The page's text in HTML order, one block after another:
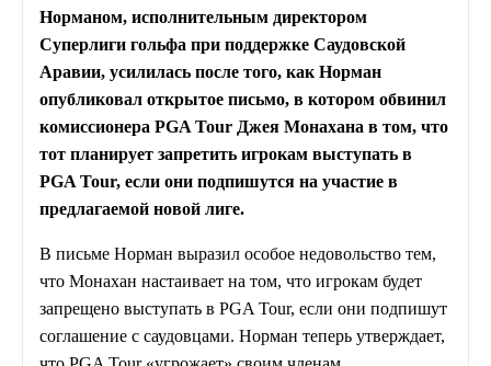
Норманом, исполнительным директором
Суперлиги гольфа при поддержке Саудовской
Аравии, усилилась после того, как Норман
опубликовал открытое письмо, в котором обвинил
комиссионера PGA Tour Джея Монахана в том, что
тот планирует запретить игрокам выступать в
PGA Tour, если они подпишутся на участие в
предлагаемой новой лиге.
В письме Норман выразил особое недовольство тем,
что Монахан настаивает на том, что игрокам будет
запрещено выступать в PGA Tour, если они подпишут
соглашение с саудовцами. Норман теперь утверждает,